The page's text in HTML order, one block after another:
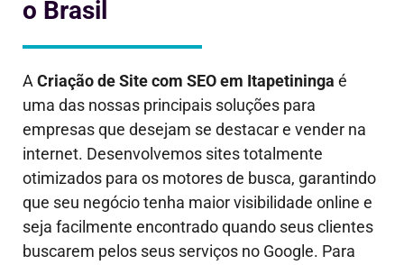
o Brasil
ACriação de Site com SEO em Itapetininga é
uma das nossas principais soluções para
empresas que desejam se destacar e vender na
internet. Desenvolvemos sites totalmente
otimizados para os motores de busca, garantindo
que seu negócio tenha maior visibilidade online e
seja facilmente encontrado quando seus clientes
buscarem pelos seus serviços no Google. Para